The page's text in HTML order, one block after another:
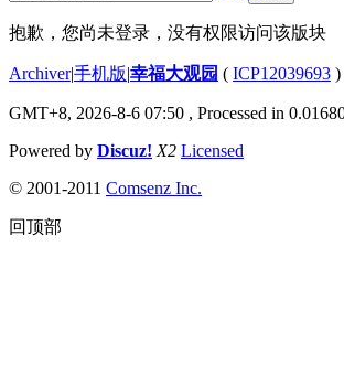
抱歉，您尚未登录，没有权限访问该版块
Archiver|手机版|幸福大观园 ( ICP12039693 )
GMT+8, 2026-8-6 07:50 , Processed in
Powered by Discuz! X2 Licensed
© 2001-2011 Comsenz Inc.
回顶部